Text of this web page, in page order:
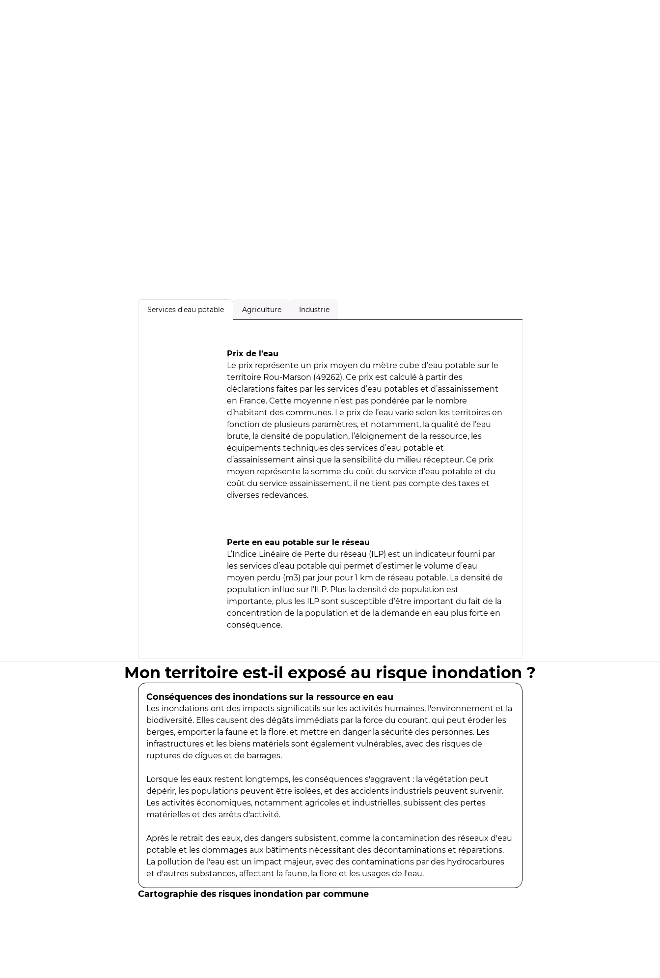
Services d'eau potable Agriculture Industrie
Prix de l’eau
Le prix représente un prix moyen du mètre cube d’eau potable sur le
territoire Rou-Marson (49262). Ce prix est calculé à partir des
déclarations faites par les services d’eau potables et d’assainissement
en France. Cette moyenne n’est pas pondérée par le nombre
d’habitant des communes. Le prix de l’eau varie selon les territoires en
fonction de plusieurs paramètres, et notamment, la qualité de l’eau
brute, la densité de population, l’éloignement de la ressource, les
équipements techniques des services d’eau potable et
d’assainissement ainsi que la sensibilité du milieu récepteur. Ce prix
moyen représente la somme du coût du service d’eau potable et du
coût du service assainissement, il ne tient pas compte des taxes et
diverses redevances.
Perte en eau potable sur le réseau
L’Indice Linéaire de Perte du réseau (ILP) est un indicateur fourni par
les services d’eau potable qui permet d’estimer le volume d’eau
moyen perdu (m3) par jour pour 1 km de réseau potable. La densité de
population influe sur l’ILP. Plus la densité de population est
importante, plus les ILP sont susceptible d’être important du fait de la
concentration de la population et de la demande en eau plus forte en
conséquence.
Mon territoire est-il exposé au risque inondation ?
Conséquences des inondations sur la ressource en eau
Les inondations ont des impacts significatifs sur les activités humaines, l'environnement et la
biodiversité. Elles causent des dégâts immédiats par la force du courant, qui peut éroder les
berges, emporter la faune et la flore, et mettre en danger la sécurité des personnes. Les
infrastructures et les biens matériels sont également vulnérables, avec des risques de
ruptures de digues et de barrages.
Lorsque les eaux restent longtemps, les conséquences s'aggravent : la végétation peut
dépérir, les populations peuvent être isolées, et des accidents industriels peuvent survenir.
Les activités économiques, notamment agricoles et industrielles, subissent des pertes
matérielles et des arrêts d'activité.
Après le retrait des eaux, des dangers subsistent, comme la contamination des réseaux d'eau
potable et les dommages aux bâtiments nécessitant des décontaminations et réparations.
La pollution de l'eau est un impact majeur, avec des contaminations par des hydrocarbures
et d'autres substances, affectant la faune, la flore et les usages de l'eau.
Cartographie des risques inondation par commune